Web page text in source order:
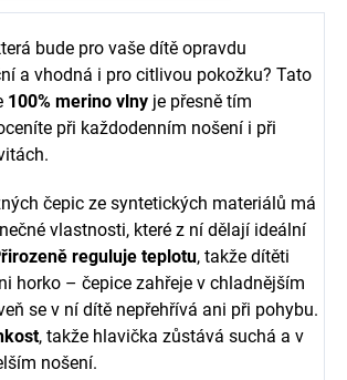
bude pro vaše dítě opravdu
a vhodná i pro citlivou pokožku? Tato
100% merino vlny je přesně tím
při každodenním nošení i při
čepic ze syntetických materiálů má
vlastnosti, které z ní dělají ideální
reguluje teplotu, takže dítěti
horko – čepice zahřeje v chladnějším
se v ní dítě nepřehřívá ani při pohybu.
, takže hlavička zůstává suchá a v
nošení.